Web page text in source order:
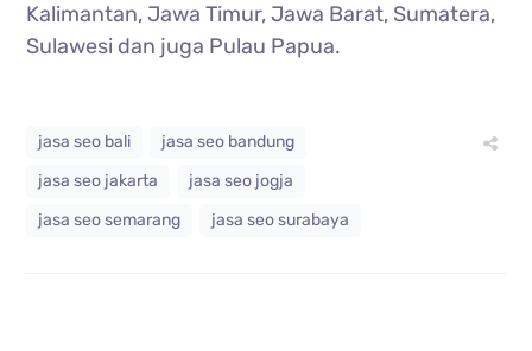
Kalimantan, Jawa Timur, Jawa Barat, Sumatera,
Sulawesi dan juga Pulau Papua.
jasa seo bali
jasa seo bandung
jasa seo jakarta
jasa seo jogja
jasa seo semarang
jasa seo surabaya